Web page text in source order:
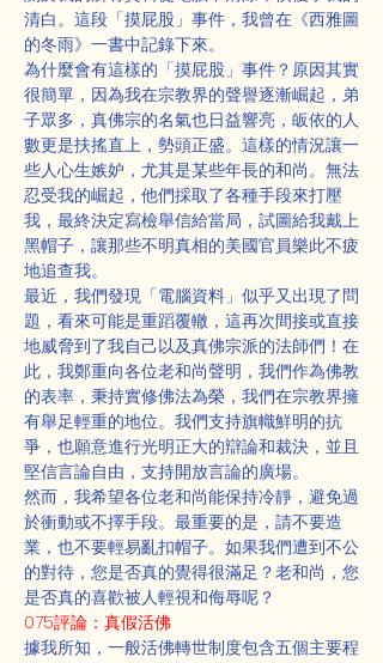
清白。這段「摸屁股」事件，我曾在《西雅圖
的冬雨》一書中記錄下來。
為什麼會有這樣的「摸屁股」事件？原因其實
很簡單，因為我在宗教界的聲譽逐漸崛起，弟
子眾多，真佛宗的名氣也日益響亮，皈依的人
數更是扶搖直上，勢頭正盛。這樣的情況讓一
些人心生嫉妒，尤其是某些年長的和尚。無法
忍受我的崛起，他們採取了各種手段來打壓
我，最終決定寫檢舉信給當局，試圖給我戴上
黑帽子，讓那些不明真相的美國官員樂此不疲
地追查我。
最近，我們發現「電腦資料」似乎又出現了問
題，看來可能是重蹈覆轍，這再次間接或直接
地威脅到了我自己以及真佛宗派的法師們！在
此，我鄭重向各位老和尚聲明，我們作為佛教
的表率，秉持實修佛法為榮，我們在宗教界擁
有舉足輕重的地位。我們支持旗幟鮮明的抗
爭，也願意進行光明正大的辯論和裁決，並且
堅信言論自由，支持開放言論的廣場。
然而，我希望各位老和尚能保持冷靜，避免過
於衝動或不擇手段。最重要的是，請不要造
業，也不要輕易亂扣帽子。如果我們遭到不公
的對待，您是否真的覺得很滿足？老和尚，您
是否真的喜歡被人輕視和侮辱呢？
075評論：真假活佛
據我所知，一般活佛轉世制度包含五個主要程